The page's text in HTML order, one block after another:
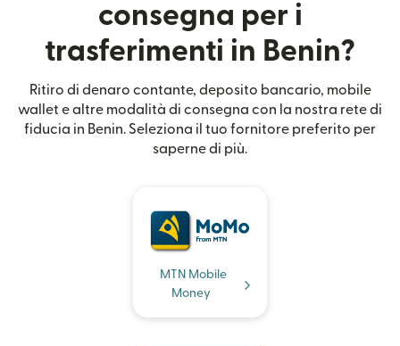
consegna per i
trasferimenti in Benin?
Ritiro di denaro contante, deposito bancario, mobile
wallet e altre modalità di consegna con la nostra rete di
fiducia in Benin. Seleziona il tuo fornitore preferito per
saperne di più.
MTN Mobile
Money